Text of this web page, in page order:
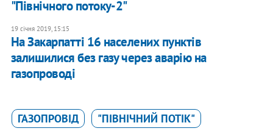
"Північного потоку-2"
19 січня 2019, 15:15
На Закарпатті 16 населених пунктів
залишилися без газу через аварію на
газопроводі
ГАЗОПРОВІД "ПІВНІЧНИЙ ПОТІК"